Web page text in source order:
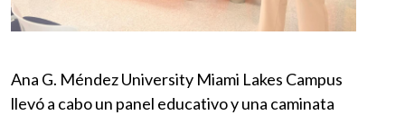
Ana G. Méndez University Miami Lakes Campus
llevó a cabo un panel educativo y una caminata